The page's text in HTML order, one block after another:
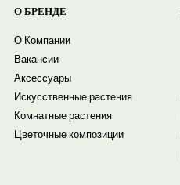
О БРЕНДЕ
О Компании
Вакансии
Аксессуары
Искусственные растения
Комнатные растения
Цветочные композиции